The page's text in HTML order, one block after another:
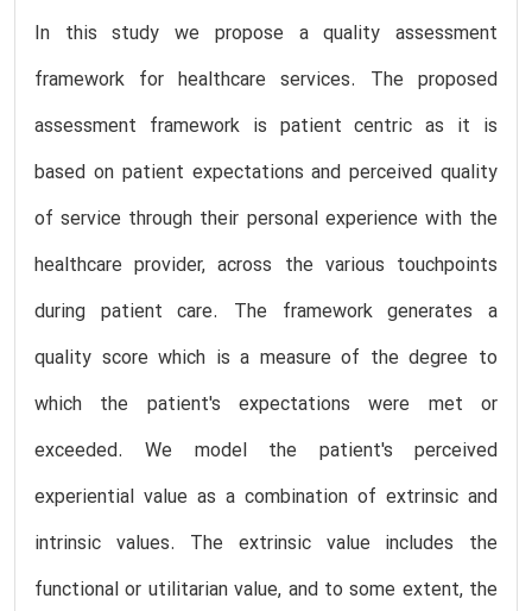
In this study we propose a quality assessment
framework for healthcare services. The proposed
assessment framework is patient centric as it is
based on patient expectations and perceived quality
of service through their personal experience with the
healthcare provider, across the various touchpoints
during patient care. The framework generates a
quality score which is a measure of the degree to
which the patient's expectations were met or
exceeded. We model the patient's perceived
experiential value as a combination of extrinsic and
intrinsic values. The extrinsic value includes the
functional or utilitarian value, and to some extent, the